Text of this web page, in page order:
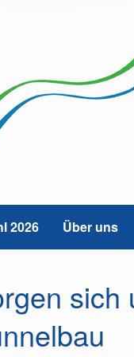
2026 Über uns